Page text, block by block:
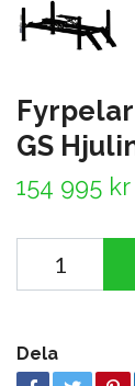
GS
154 995 kr
Dela